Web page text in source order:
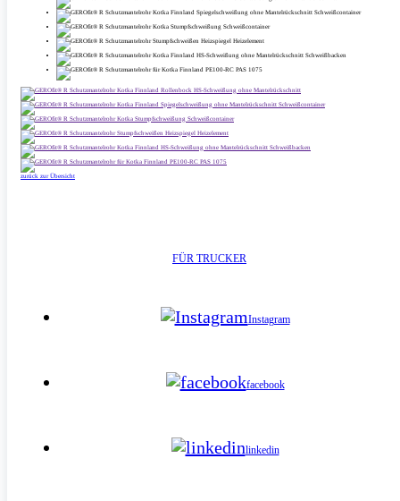
zurück zur Übersicht
FÜR TRUCKER
Instagram
facebook
linkedin